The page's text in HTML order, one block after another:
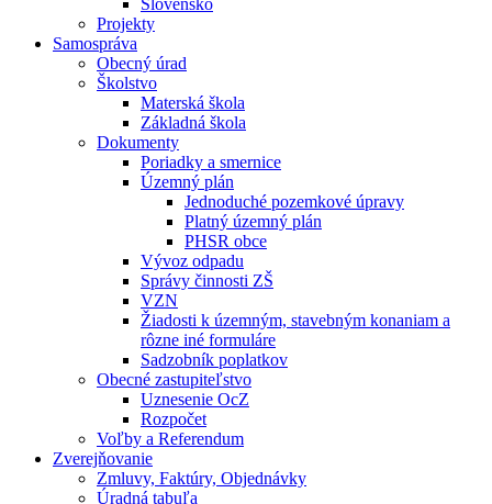
Slovensko
Projekty
Samospráva
Obecný úrad
Školstvo
Materská škola
Základná škola
Dokumenty
Poriadky a smernice
Územný plán
Jednoduché pozemkové úpravy
Platný územný plán
PHSR obce
Vývoz odpadu
Správy činnosti ZŠ
VZN
Žiadosti k územným, stavebným konaniam a
rôzne iné formuláre
Sadzobník poplatkov
Obecné zastupiteľstvo
Uznesenie OcZ
Rozpočet
Voľby a Referendum
Zverejňovanie
Zmluvy, Faktúry, Objednávky
Úradná tabuľa